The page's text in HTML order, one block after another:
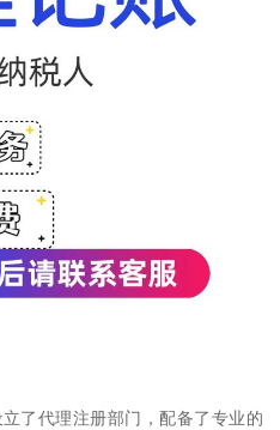
了代理注册部门，配备了专业的